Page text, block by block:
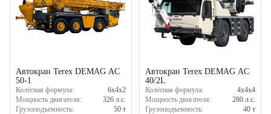
Автокран Terex DEMAG AC
50-1
Колёсная формула:
6x4x2
Мощность двигателя:
326 л.с.
Грузоподъемность:
50 т
Автокран Terex DEMAG AC
40/2L
Колёсная формула:
4x4x4
Мощность двигателя:
280 л.с.
Грузоподъемность:
40 т